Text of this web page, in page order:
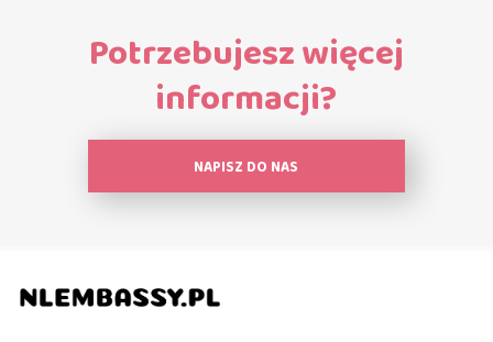
Potrzebujesz więcej
informacji?
NAPISZ DO NAS